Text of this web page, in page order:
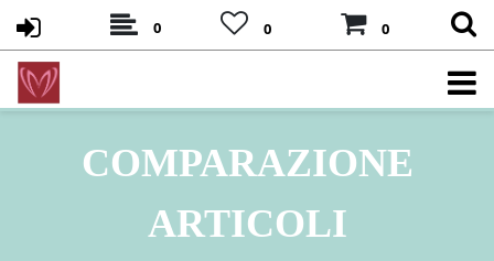
0 0 0
COMPARAZIONE
ARTICOLI